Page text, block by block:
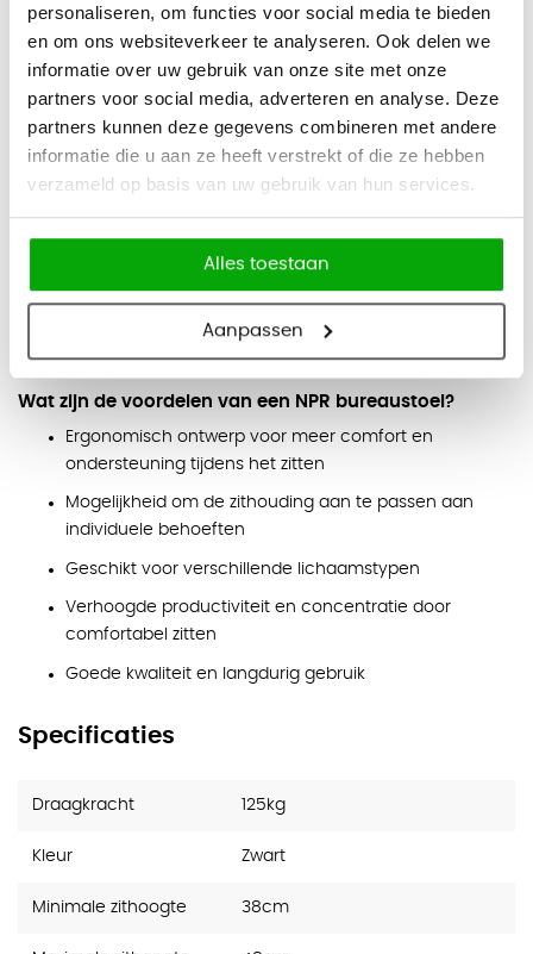
personaliseren, om functies voor social media te bieden
en om ons websiteverkeer te analyseren. Ook delen we
informatie over uw gebruik van onze site met onze
partners voor social media, adverteren en analyse. Deze
partners kunnen deze gegevens combineren met andere
informatie die u aan ze heeft verstrekt of die ze hebben
verzameld op basis van uw gebruik van hun services.
Alles toestaan
Aanpassen
Showroom
Deze bureaustoel kunt u proberen in onze showroom.
Wat betekent NPR?
De NPR-richtlijn is ontwikkeld door de Nederlandse overheid
en richt zich op het verminderen van de fysieke belasting
van de NPR-richtlijn is om de gezondheid en het welzijn van
werknemers te verbeteren door het aanbieden van
ergonomische bureaustoelen die aangepast zijn aan de
individuele behoeften van de gebruiker.
Wat zijn de voordelen van een NPR bureaustoel?
Ergonomisch ontwerp voor meer comfort en
ondersteuning tijdens het zitten
Mogelijkheid om de zithouding aan te passen aan
individuele behoeften
Geschikt voor verschillende lichaamstypen
Verhoogde productiviteit en concentratie door
comfortabel zitten
Goede kwaliteit en langdurig gebruik
Specificaties
Draagkracht 125kg
Kleur Zwart
Minimale zithoogte 38cm